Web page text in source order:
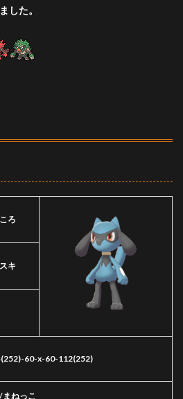
した。
ろ
キ
60-x-60-112(252)
ねっこ